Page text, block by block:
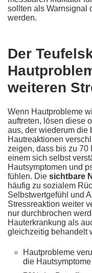
sollten als Warnsignal
werden.
Der
weiteren
Wenn Hautprobleme
auftreten, lösen diese
aus, der wiederum die
Hautreaktionen
zeigen, dass bis zu 70
einem sich selbst
Hautsymptomen und
fühlen. Die sichtbare
häufig zu sozialem
Selbstwertgefühl und
Stressreaktion weiter
nur durchbrochen
Hauterkrankung als
gleichzeitig behandelt
Hautprobleme
die